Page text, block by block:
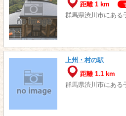
距離 1 km
群馬県渋川市にある
上州・村の駅
距離 1.1 km
群馬県渋川市にある